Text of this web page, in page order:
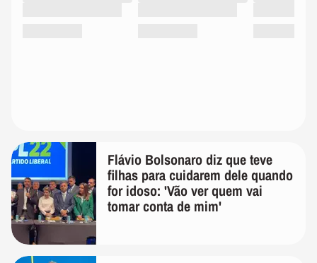
Flávio Bolsonaro diz que teve
filhas para cuidarem dele quando
for idoso: 'Vão ver quem vai
tomar conta de mim'